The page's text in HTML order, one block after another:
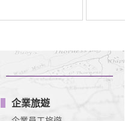
企業旅遊